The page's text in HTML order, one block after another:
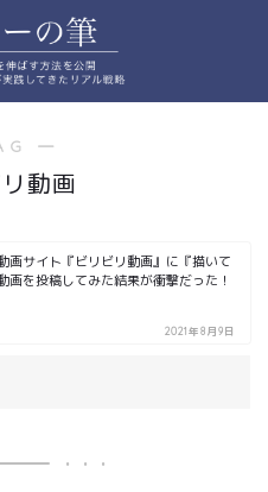
―
動画
画サイト『ビリビリ動画』に『描いて
画を投稿してみた結果が衝撃だった！
2021年8月9日